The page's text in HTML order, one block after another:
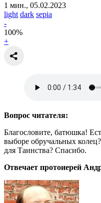
1 мин., 05.02.2023
light dark sepia
-
100%
+
Вопрос читателя:
Благословите, батюшка!
выборе обручальных
для Таинства? Спасибо.
Отвечает протоиерей